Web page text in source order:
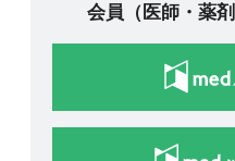
会員（医師・薬